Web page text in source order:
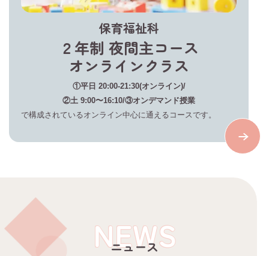
保育福祉科
２年制 夜間主コース
オンラインクラス
①平日 20:00-21:30(オンライン)/
②土 9:00〜16:10/③オンデマンド授業
で構成されているオンライン中心に通えるコースです。
NEWS
ニュース